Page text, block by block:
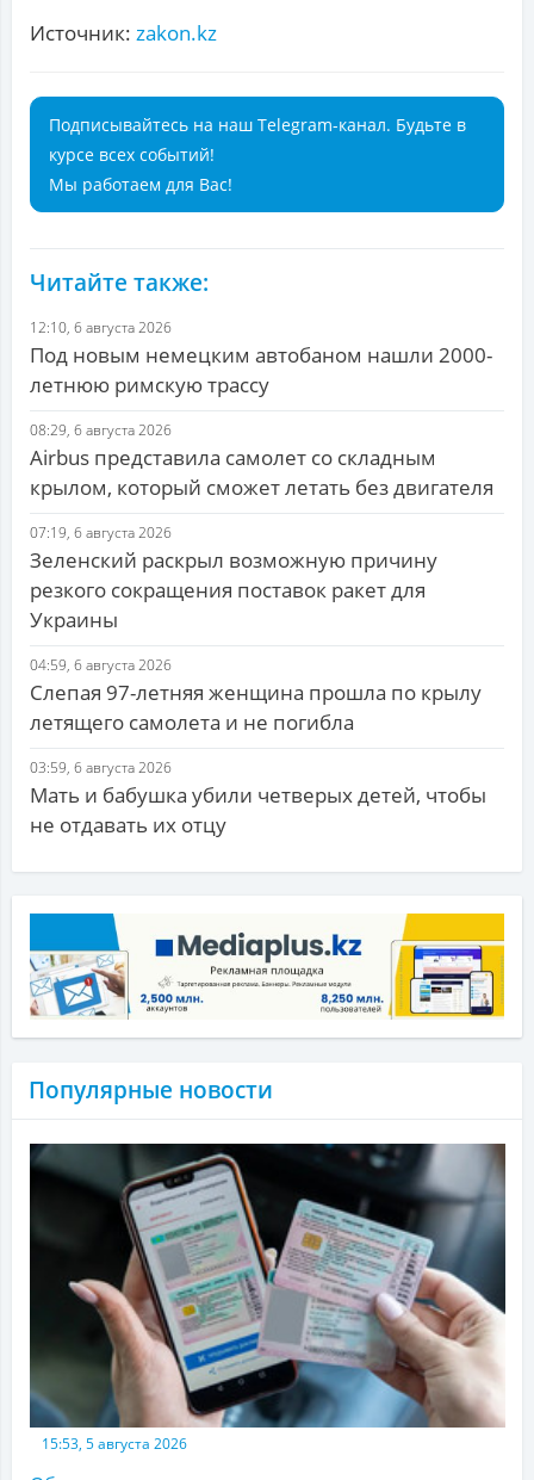
Источник: zakon.kz
Подписывайтесь на наш Telegram-канал. Будьте в
курсе всех событий!
Мы работаем для Вас!
Читайте также:
12:10, 6 августа 2026
Под новым немецким автобаном нашли 2000-
летнюю римскую трассу
08:29, 6 августа 2026
Airbus представила самолет со складным
крылом, который сможет летать без двигателя
07:19, 6 августа 2026
Зеленский раскрыл возможную причину
резкого сокращения поставок ракет для
Украины
04:59, 6 августа 2026
Слепая 97-летняя женщина прошла по крылу
летящего самолета и не погибла
03:59, 6 августа 2026
Мать и бабушка убили четверых детей, чтобы
не отдавать их отцу
Популярные новости
15:53, 5 августа 2026